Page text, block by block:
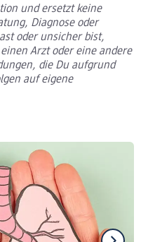
und ersetzt keine
Diagnose oder
oder unsicher bist,
Arzt oder eine andere
die Du aufgrund
auf eigene